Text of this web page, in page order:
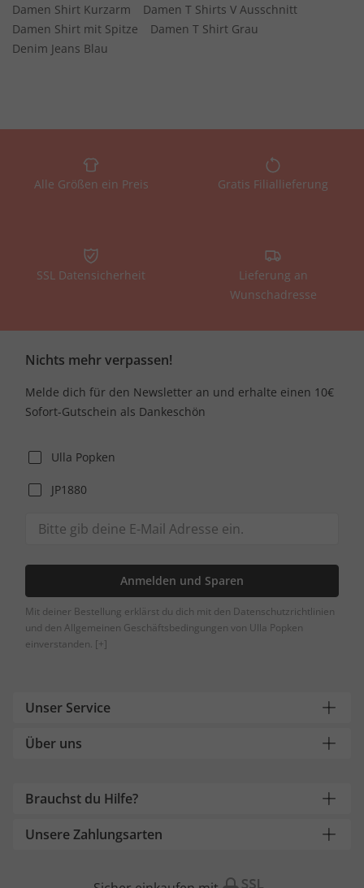
Damen Shirt Kurzarm
Damen T Shirts V Ausschnitt
Damen Shirt mit Spitze
Damen T Shirt Grau
Denim Jeans Blau
Alle Größen ein Preis Gratis Filiallieferung
SSL Datensicherheit
Lieferung an
Wunschadresse
Nichts mehr verpassen!
Melde dich für den Newsletter an und erhalte einen 10€
Sofort-Gutschein als Dankeschön
Ulla Popken
JP1880
Anmelden und Sparen
Mit deiner Bestellung erklärst du dich mit den Datenschutzrichtlinien
und den Allgemeinen Geschäftsbedingungen von Ulla Popken
einverstanden. [+]
Unser Service
Über uns
Brauchst du Hilfe?
Unsere Zahlungsarten